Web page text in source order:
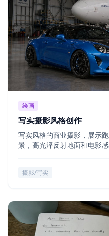
绘画
写实摄影风格创作
写实风格的商业摄影，展示
景，高光泽反射地面和电影感
摄影/写实